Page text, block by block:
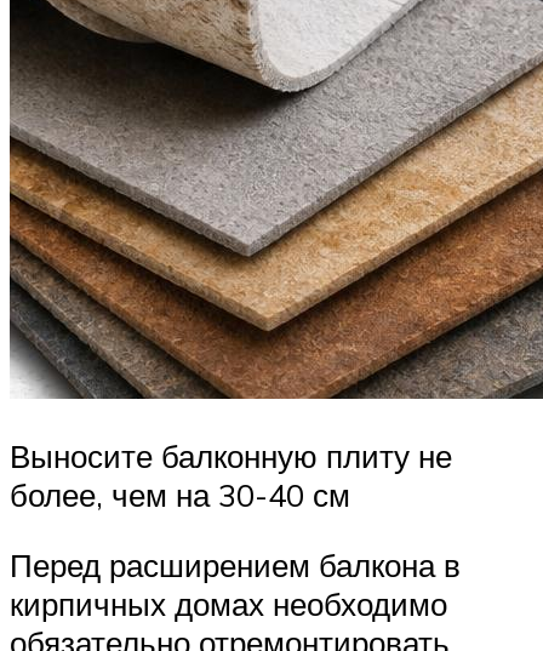
Выносите балконную плиту не
более, чем на 30-40 см
Перед расширением балкона в
кирпичных домах необходимо
обязательно отремонтировать